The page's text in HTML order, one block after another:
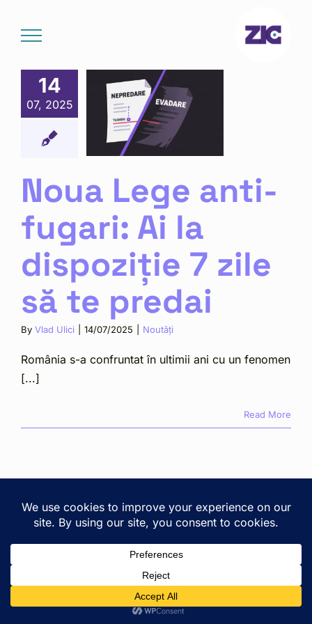
content
14
07, 2025
Lege
fugari:
Ai la
7
să te
NoutățiNoua Lege anti-
fugari: Ai la
dispoziție 7 zile
să te predai
By Vlad Ulici 14/07/2025 Noutăți
România s-a confruntat în ultimii ani cu un fenomen
[...]
Read More
Copyright © 2025 Zlati Ionescu Chiperi SCA · Cluj-Napoca,
View on Google Maps
Romanian